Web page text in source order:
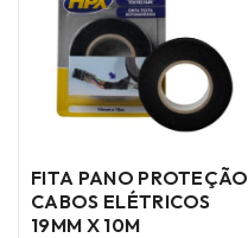
FITA PANO PROTEÇÃO
CABOS ELÉTRICOS
19MM X 10M